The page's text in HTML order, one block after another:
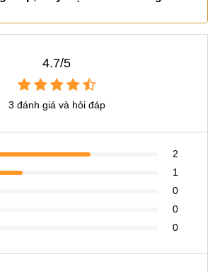
quan:
cảm ứng Oppo Realme 3 Pro giá bao
4.7/5
3 đánh giá và hỏi đáp
2
1
0
0
0